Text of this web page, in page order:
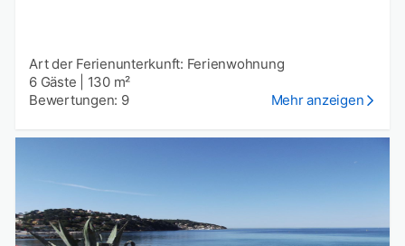
Art der Ferienunterkunft: Ferienwohnung
6 Gäste
130 m²
Bewertungen: 9
Mehr anzeigen